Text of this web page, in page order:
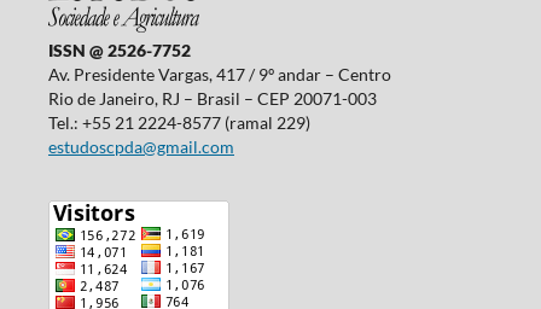
ISSN @ 2526-7752
Av. Presidente Vargas, 417 / 9º andar – Centro
Rio de Janeiro, RJ – Brasil – CEP 20071-003
Tel.: +55 21 2224-8577 (ramal 229)
estudoscpda@gmail.com